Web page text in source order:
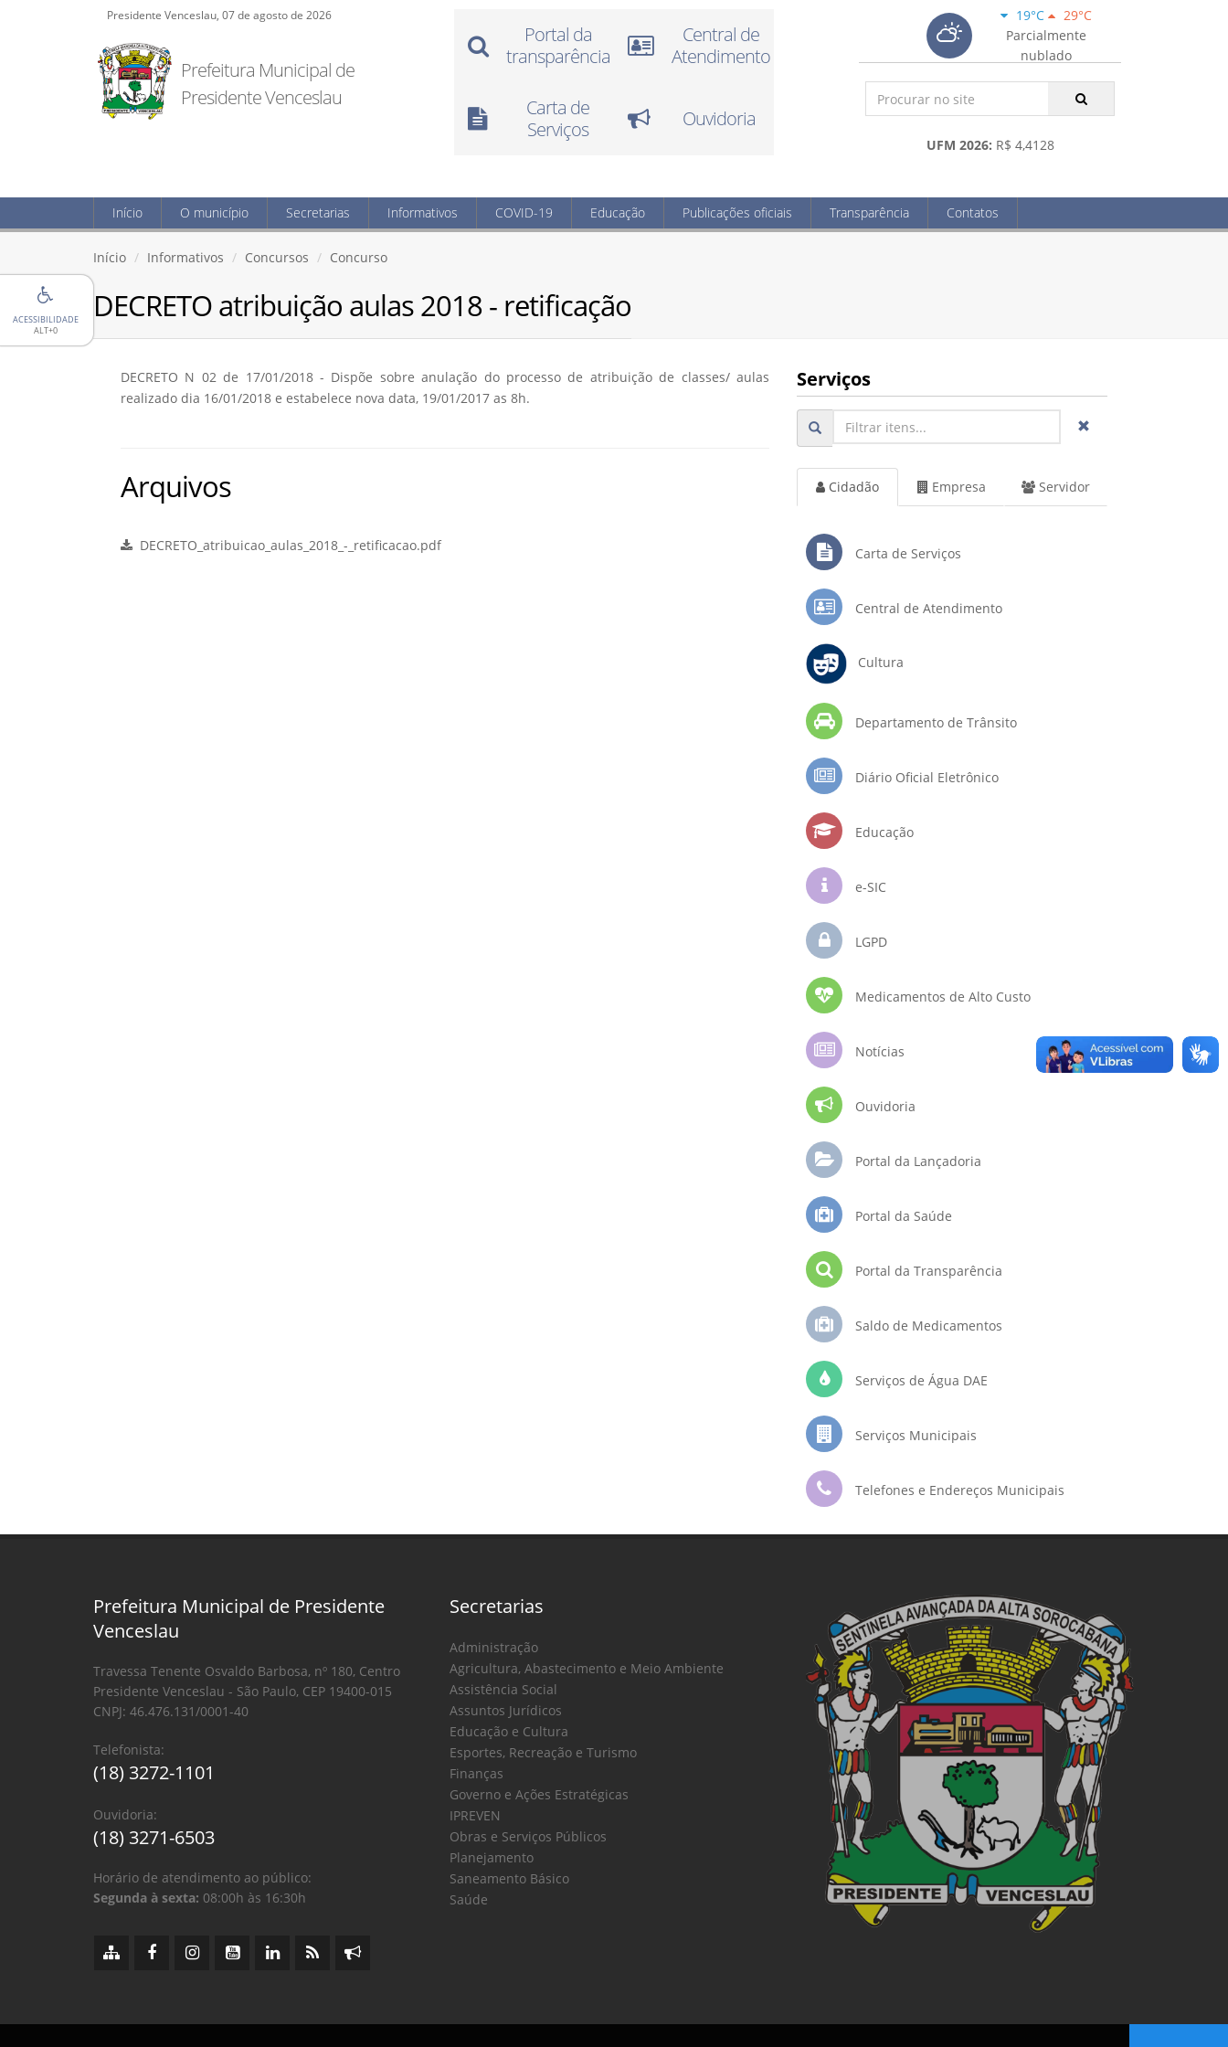
ACESSIBILIDADE
ALT+0
Presidente Venceslau, 07 de agosto de 2026
Prefeitura Municipal de
Presidente Venceslau
Portal da
transparência
Central de
Atendimento
Carta de
Serviços
Ouvidoria
19°C
29°C
Parcialmente
nublado
UFM 2026: R$ 4,4128
Início O município Secretarias Informativos COVID-19 Educação Publicações oficiais Transparência Contatos
Início Informativos Concursos Concurso
DECRETO atribuição aulas 2018 - retificação
DECRETO N 02 de 17/01/2018 - Dispõe sobre anulação do processo de atribuição de classes/ aulas
realizado dia 16/01/2018 e estabelece nova data, 19/01/2017 as 8h.
Arquivos
DECRETO_atribuicao_aulas_2018_-_retificacao.pdf
Serviços
Cidadão Empresa Servidor
Carta de Serviços
Central de Atendimento
Cultura
Departamento de Trânsito
Diário Oficial Eletrônico
Educação
e-SIC
LGPD
Medicamentos de Alto Custo
Notícias
Ouvidoria
Portal da Lançadoria
Portal da Saúde
Portal da Transparência
Saldo de Medicamentos
Serviços de Água DAE
Serviços Municipais
Telefones e Endereços Municipais
Prefeitura Municipal de Presidente
Venceslau
Travessa Tenente Osvaldo Barbosa, nº 180, Centro
Presidente Venceslau - São Paulo, CEP 19400-015
CNPJ: 46.476.131/0001-40
Telefonista:
(18) 3272-1101
Ouvidoria:
(18) 3271-6503
Horário de atendimento ao público:
Segunda à sexta: 08:00h às 16:30h
Secretarias
Administração
Agricultura, Abastecimento e Meio Ambiente
Assistência Social
Assuntos Jurídicos
Educação e Cultura
Esportes, Recreação e Turismo
Finanças
Governo e Ações Estratégicas
IPREVEN
Obras e Serviços Públicos
Planejamento
Saneamento Básico
Saúde